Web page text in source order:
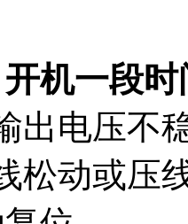
机一段
出电压
松动或压